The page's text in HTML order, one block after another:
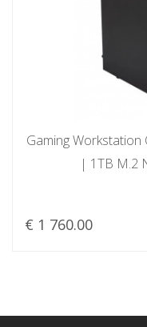
Gaming
| 1TB M.2
€ 1 760.00